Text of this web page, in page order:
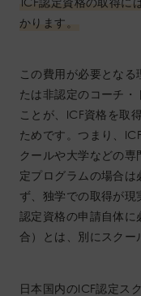
かります。
この費用が必要となる
たは非認定のコーチ・
ことが、ICF資格を取
ためです。つまり、
クールや大学などの
定プログラムの場合は
ず、独学での取得が
認定資格の申請自体に
合）とは、別にスクー
日本国内のICF認定ス